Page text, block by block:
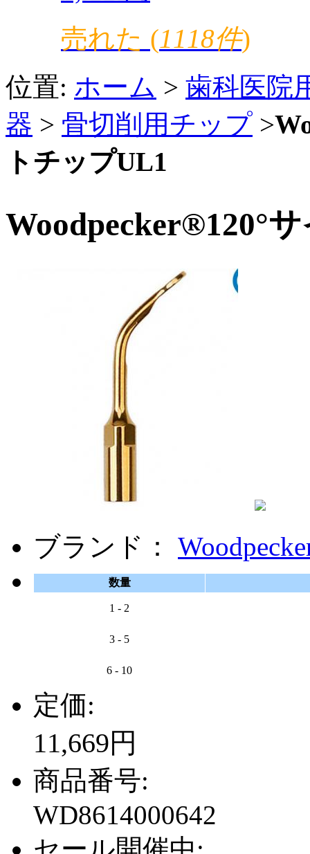
売れた (1118件)
位置: ホーム > 歯科医院
器 > 骨切削用チップ >
トチップUL1
Woodpecker®120°
ブランド：
数量
1 - 2
3 - 5
6 - 10
定価:
11,669円
商品番号:
WD8614000642